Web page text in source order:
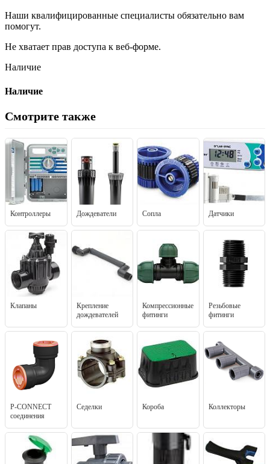
Наши квалифицированные специалисты обязательно вам
помогут.
Не хватает прав доступа к веб-форме.
Наличие
Наличие
Смотрите также
Контроллеры Дождеватели Сопла Датчики
Клапаны
Крепление
дождевателей
Компрессионные
фитинги
Резьбовые
фитинги
P-CONNECT
соединения
Седелки Короба Коллекторы